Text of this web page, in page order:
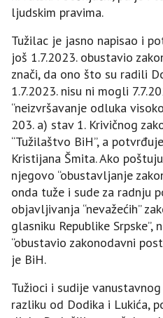
ljudskim pravima.
Tužilac je jasno napisao i
još 1.7.2023. obustavio
znači, da ono što su radili
1.7.2023. nisu ni mogli
“neizvršavanje odluka
203. a) stav 1. Krivičnog
“Tužilaštvo BiH”, a
Kristijana Šmita. Ako
njegovo “obustavljanje
onda tuže i sude za radnju
objavljivanja “nevažećih”
glasniku Republike Srpske”,
“obustavio zakonodavni
je BiH.
Tužioci i sudije
razliku od Dodika i Lukića,